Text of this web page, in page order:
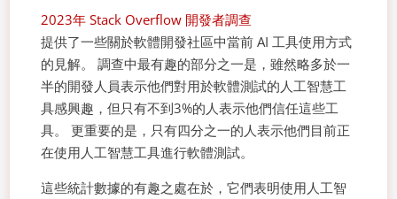
2023年 Stack Overflow 開發者調查
提供了一些關於軟體開發社區中當前 AI 工具使用方式
的見解。 調查中最有趣的部分之一是，雖然略多於一
半的開發人員表示他們對用於軟體測試的人工智慧工
具感興趣，但只有不到3%的人表示他們信任這些工
具。 更重要的是，只有四分之一的人表示他們目前正
在使用人工智慧工具進行軟體測試。
這些統計數據的有趣之處在於，它們表明使用人工智